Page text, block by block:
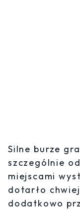
Silne burze
szczególnie
miejscami
dotarło
dodatkowo